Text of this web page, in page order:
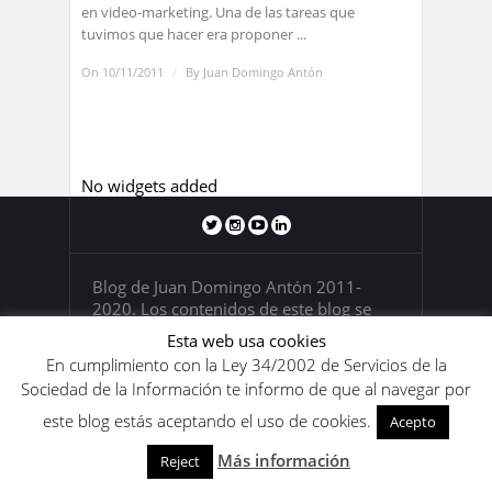
en video-marketing. Una de las tareas que
tuvimos que hacer era proponer ...
On 10/11/2011 / By Juan Domingo Antón
No widgets added
Blog de Juan Domingo Antón 2011-
2020. Los contenidos de este blog se
encuentran bajo una
licencia de Creative
Commons Reconocimiento-
NoComercial-SinObraDerivada 4.0
Internacional.
Esta web usa cookies
En cumplimiento con la Ley 34/2002 de Servicios de la
Sociedad de la Información te informo de que al navegar por
este blog estás aceptando el uso de cookies.
Acepto
Reject
Más información